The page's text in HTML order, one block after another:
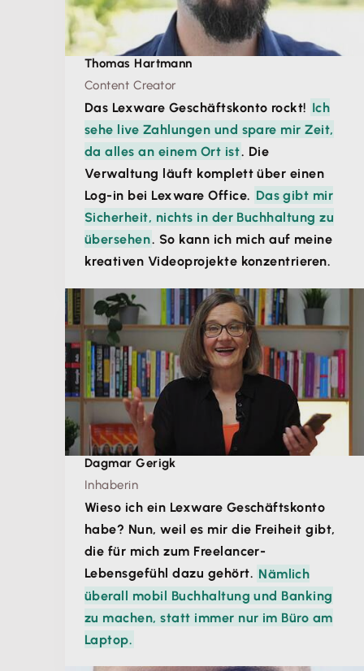
Thomas Hartmann
Content Creator
Das Lexware Geschäftskonto rockt! Ich
sehe live Zahlungen und spare mir Zeit,
da alles an einem Ort ist. Die
Verwaltung läuft komplett über einen
Log-in bei Lexware Office. Das gibt mir
Sicherheit, nichts in der Buchhaltung zu
übersehen. So kann ich mich auf meine
kreativen Videoprojekte konzentrieren.
Dagmar Gerigk
Inhaberin
Wieso ich ein Lexware Geschäftskonto
habe? Nun, weil es mir die Freiheit gibt,
die für mich zum Freelancer-
Lebensgefühl dazu gehört. Nämlich
überall mobil Buchhaltung und Banking
zu machen, statt immer nur im Büro am
Laptop.